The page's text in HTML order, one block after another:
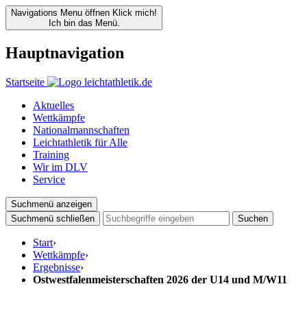
Navigations Menu öffnen Klick mich!
Ich bin das Menü.
Hauptnavigation
Startseite
Aktuelles
Wettkämpfe
Nationalmannschaften
Leichtathletik für Alle
Training
Wir im DLV
Service
Suchmenü anzeigen
Suchmenü schließen
Suchen
Start›
Wettkämpfe›
Ergebnisse›
Ostwestfalenmeisterschaften 2026 der U14 und M/W11